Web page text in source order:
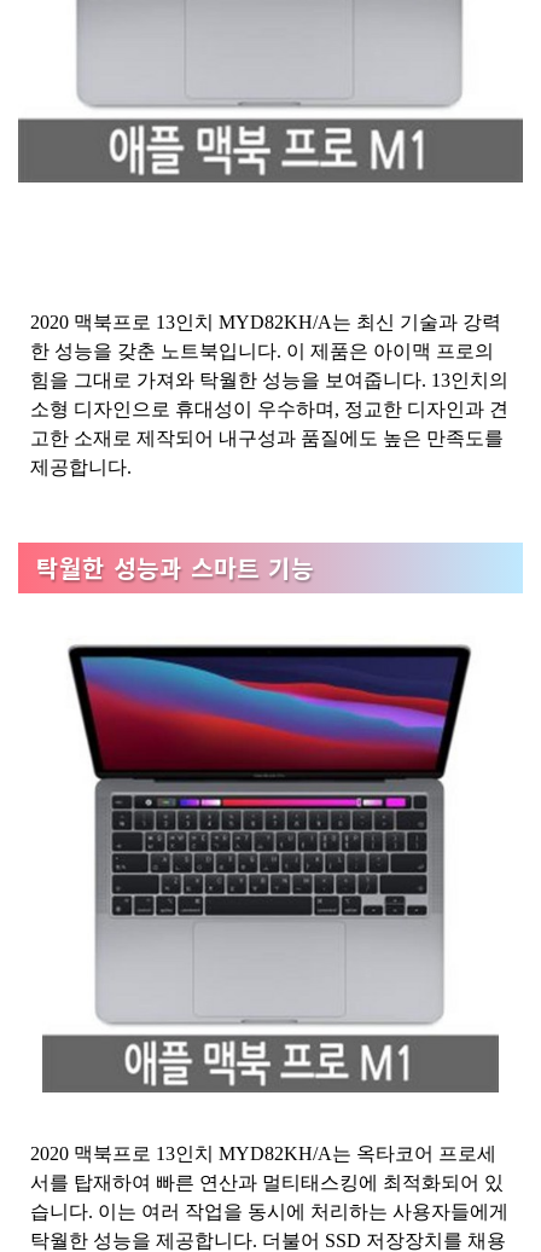
2020 맥북프로 13인치 MYD82KH/A는 최신 기술과 강력
한 성능을 갖춘 노트북입니다. 이 제품은 아이맥 프로의
힘을 그대로 가져와 탁월한 성능을 보여줍니다. 13인치의
소형 디자인으로 휴대성이 우수하며, 정교한 디자인과 견
고한 소재로 제작되어 내구성과 품질에도 높은 만족도를
제공합니다.
탁월한 성능과 스마트 기능
2020 맥북프로 13인치 MYD82KH/A는 옥타코어 프로세
서를 탑재하여 빠른 연산과 멀티태스킹에 최적화되어 있
습니다. 이는 여러 작업을 동시에 처리하는 사용자들에게
탁월한 성능을 제공합니다. 더불어 SSD 저장장치를 채용